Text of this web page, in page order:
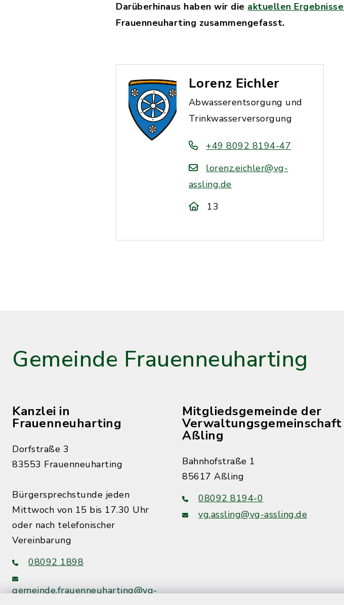
Darüberhinaus haben wir die aktuellen Ergebnisse
Frauenneuharting zusammengefasst.
Lorenz Eichler
Abwasserentsorgung und
Trinkwasserversorgung
+49 8092 8194-47
lorenz.eichler@vg-
assling.de
13
Gemeinde Frauenneuharting
Kanzlei in
Frauenneuharting
Dorfstraße 3
83553 Frauenneuharting
Bürgersprechstunde jeden
Mittwoch von 15 bis 17.30 Uhr
oder nach telefonischer
Vereinbarung
08092 1898
gemeinde.frauenneuharting@vg-
Mitgliedsgemeinde der
Verwaltungsgemeinschaft
Aßling
Bahnhofstraße 1
85617 Aßling
08092 8194-0
vg.assling@vg-assling.de